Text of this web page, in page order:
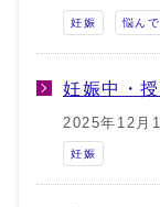
妊娠 悩ん
妊娠中・
2025年12月
妊娠